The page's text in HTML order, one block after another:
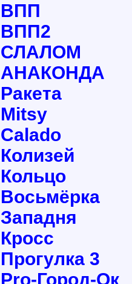
ВПП
ВПП2
СЛАЛОМ
АНАКОНДА
Ракета
Mitsy
Calado
Колизей
Кольцо
Восьмёрка
Западня
Кросс
Прогулка 3
Pro-Город-Ок